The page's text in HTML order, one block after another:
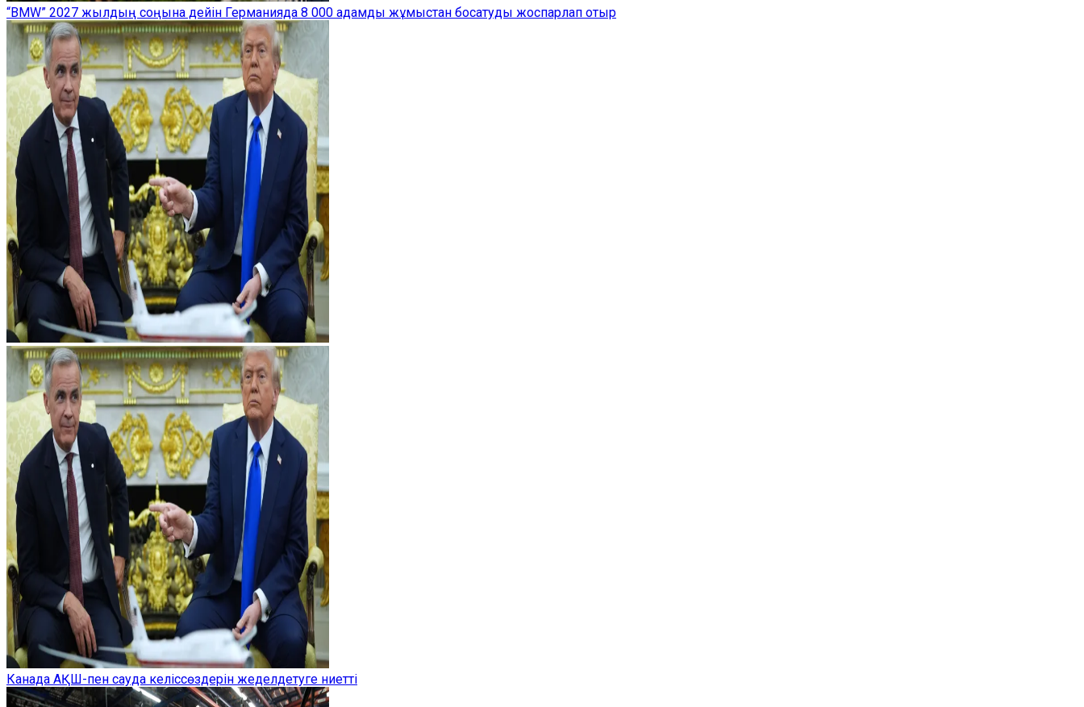
“BMW” 2027 жылдың соңына дейін Германияда 8 000 адамды жұмыстан босатуды жоспарлап отыр
Канада АҚШ-пен сауда келіссөздерін жеделдетуге ниетті